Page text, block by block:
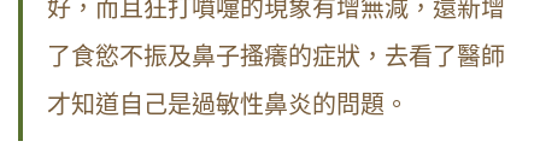
好，而且狂打噴嚏的現象有增無減，還新增
了食慾不振及鼻子搔癢的症狀，去看了醫師
才知道自己是過敏性鼻炎的問題。